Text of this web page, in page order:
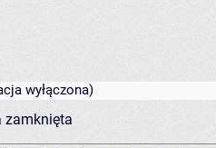
wyłączona)
zamknięta